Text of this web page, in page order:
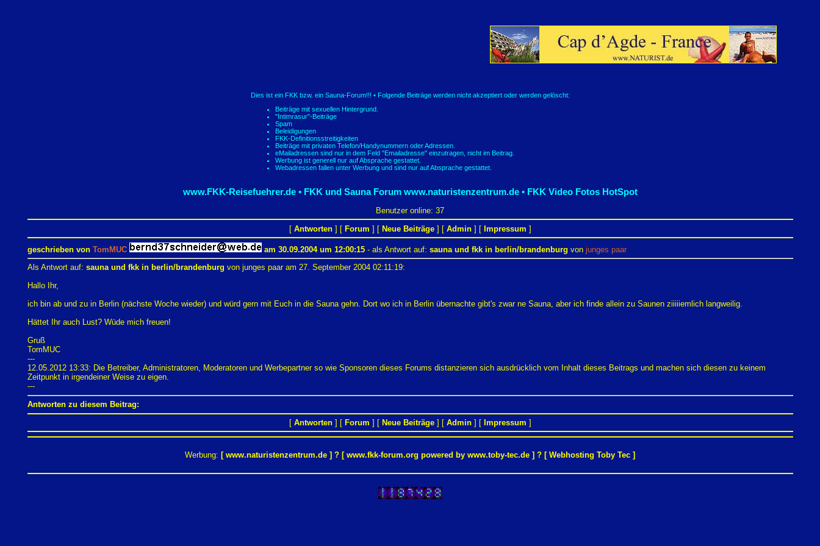
Dies ist ein FKK bzw. ein Sauna-Forum!!! • Folgende Beiträge werden nicht akzeptiert oder werden gelöscht:
Beiträge mit sexuellen Hintergrund.
"Intimrasur"-Beiträge
Spam
Beleidigungen
FKK-Definitionsstreitigkeiten
Beiträge mit privaten Telefon/Handynummern oder Adressen.
eMailadressen sind nur in dem Feld "Emailadresse" einzutragen, nicht im Beitrag.
Werbung ist generell nur auf Absprache gestattet.
Webadressen fallen unter Werbung und sind nur auf Absprache gestattet.
www.FKK-Reisefuehrer.de • FKK und Sauna Forum www.naturistenzentrum.de • FKK Video Fotos HotSpot
Benutzer online: 37
[ Antworten] [ Forum ] [ Neue Beiträge] [ Admin] [ Impressum ]
geschrieben von TomMUC am 30.09.2004 um 12:00:15- als Antwort auf: sauna und fkk in berlin/brandenburg von junges paar
Als Antwort auf: sauna und fkk in berlin/brandenburg von junges paar am 27. September 2004 02:11:19:
Hallo Ihr,
ich bin ab und zu in Berlin (nächste Woche wieder) und würd gern mit Euch in die Sauna gehn. Dort wo ich in Berlin übernachte gibt's zwar ne Sauna, aber ich finde allein zu Saunen ziiiiiemlich langweilig.
Hättet Ihr auch Lust? Wüde mich freuen!
Gruß
TomMUC
---
12.05.2012 13:33: Die Betreiber, Administratoren, Moderatoren und Werbepartner so wie Sponsoren dieses Forums distanzieren sich ausdrücklich vom Inhalt dieses Beitrags und machen sich diesen zu keinem
Zeitpunkt in irgendeiner Weise zu eigen.
---
Antworten zu diesem Beitrag:
[ Antworten] [ Forum ] [ Neue Beiträge] [ Admin] [ Impressum ]
Werbung: [ www.naturistenzentrum.de ] ? [ www.fkk-forum.org powered by www.toby-tec.de ] ? [ Webhosting Toby Tec ]